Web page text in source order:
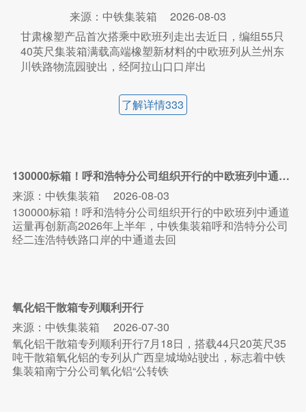
来源：中铁集装箱
2026-08-03
甘肃橡塑产品首次搭乘中欧班列走出去近日，编组55只
40英尺集装箱满载高端橡塑新材料的中欧班列从兰州东
川铁路物流园驶出，经阿拉山口口岸出
了解详情333
130000标箱！呼和浩特分公司组织开行的中欧班列中通道运量再创新高
来源：中铁集装箱
2026-08-03
130000标箱！呼和浩特分公司组织开行的中欧班列中通道
运量再创新高2026年上半年，中铁集装箱呼和浩特分公司
经二连浩特铁路口岸的中通道去回
氧化铝干散箱专列顺利开行
来源：中铁集装箱
2026-07-30
氧化铝干散箱专列顺利开行7月18日，搭载44只20英尺35
吨干散箱氧化铝的专列从广西皇城坳站驶出，标志着中铁
集装箱南宁分公司氧化铝“公转铁